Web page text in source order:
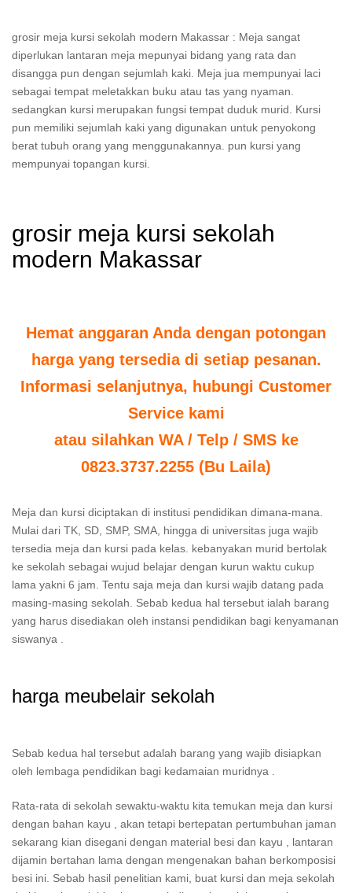
grosir meja kursi sekolah modern Makassar : Meja sangat
diperlukan lantaran meja mepunyai bidang yang rata dan
disangga pun dengan sejumlah kaki. Meja jua mempunyai laci
sebagai tempat meletakkan buku atau tas yang nyaman.
sedangkan kursi merupakan fungsi tempat duduk murid. Kursi
pun memiliki sejumlah kaki yang digunakan untuk penyokong
berat tubuh orang yang menggunakannya. pun kursi yang
mempunyai topangan kursi.
grosir meja kursi sekolah
modern Makassar
Hemat anggaran Anda dengan potongan
harga yang tersedia di setiap pesanan.
Informasi selanjutnya, hubungi Customer
Service kami
atau silahkan WA / Telp / SMS ke
0823.3737.2255 (Bu Laila)
Meja dan kursi diciptakan di institusi pendidikan dimana-mana.
Mulai dari TK, SD, SMP, SMA, hingga di universitas juga wajib
tersedia meja dan kursi pada kelas. kebanyakan murid bertolak
ke sekolah sebagai wujud belajar dengan kurun waktu cukup
lama yakni 6 jam. Tentu saja meja dan kursi wajib datang pada
masing-masing sekolah. Sebab kedua hal tersebut ialah barang
yang harus disediakan oleh instansi pendidikan bagi kenyamanan
siswanya .
harga meubelair sekolah
Sebab kedua hal tersebut adalah barang yang wajib disiapkan
oleh lembaga pendidikan bagi kedamaian muridnya .
Rata-rata di sekolah sewaktu-waktu kita temukan meja dan kursi
dengan bahan kayu , akan tetapi bertepatan pertumbuhan jaman
sekarang kian disegani dengan material besi dan kayu , lantaran
dijamin bertahan lama dengan mengenakan bahan berkomposisi
besi ini. Sebab hasil penelitian kami, buat kursi dan meja sekolah